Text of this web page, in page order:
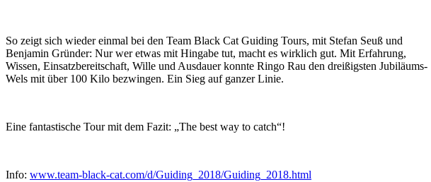
So zeigt sich wieder einmal bei den Team Black Cat Guiding Tours, mit Stefan Seuß und
Benjamin Gründer: Nur wer etwas mit Hingabe tut, macht es wirklich gut. Mit Erfahrung,
Wissen, Einsatzbereitschaft, Wille und Ausdauer konnte Ringo Rau den dreißigsten Jubiläums-
Wels mit über 100 Kilo bezwingen. Ein Sieg auf ganzer Linie.
Eine fantastische Tour mit dem Fazit: „The best way to catch“!
Info: www.team-black-cat.com/d/Guiding_2018/Guiding_2018.html